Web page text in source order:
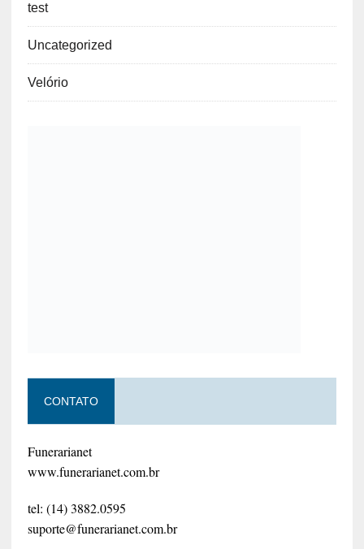
test
Uncategorized
Velório
CONTATO
Funerarianet
www.funerarianet.com.br
tel: (14) 3882.0595
suporte@funerarianet.com.br